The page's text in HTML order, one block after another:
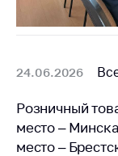
Защита
Новости
Личный
24.06.2026
Розничный
место –
место –